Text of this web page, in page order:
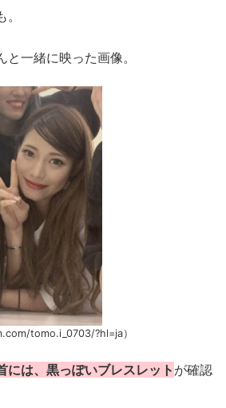
一緒に映った画像。
tomo.i_0703/?hl=ja）
には、黒っぽいブレスレット が確認